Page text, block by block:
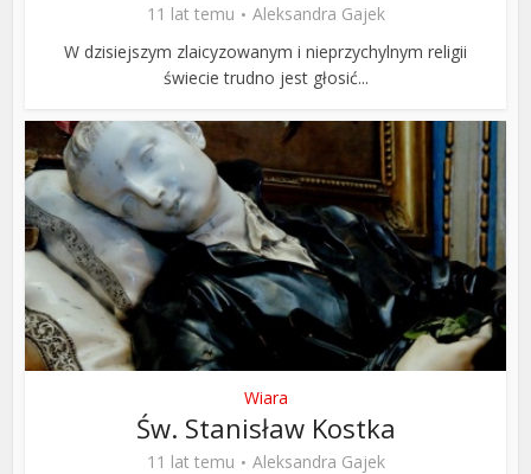
11 lat temu
Aleksandra Gajek
W dzisiejszym zlaicyzowanym i nieprzychylnym religii
świecie trudno jest głosić...
Wiara
Św. Stanisław Kostka
11 lat temu
Aleksandra Gajek